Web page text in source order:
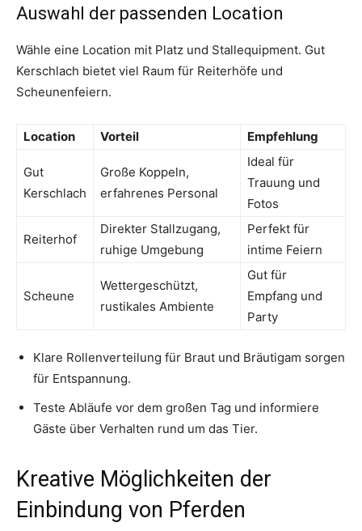
Auswahl der passenden Location
Wähle eine Location mit Platz und Stallequipment. Gut
Kerschlach bietet viel Raum für Reiterhöfe und
Scheunenfeiern.
Location Vorteil Empfehlung
Gut
Kerschlach
Große Koppeln,
erfahrenes Personal
Ideal für
Trauung und
Fotos
Reiterhof
Direkter Stallzugang,
ruhige Umgebung
Perfekt für
intime Feiern
Scheune
Wettergeschützt,
rustikales Ambiente
Gut für
Empfang und
Party
Klare Rollenverteilung für Braut und Bräutigam sorgen
für Entspannung.
Teste Abläufe vor dem großen Tag und informiere
Gäste über Verhalten rund um das Tier.
Kreative Möglichkeiten der
Einbindung von Pferden